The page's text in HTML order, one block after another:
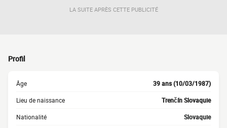
LA SUITE APRÈS CETTE PUBLICITÉ
Profil
Âge 39 ans (10/03/1987)
Lieu de naissance Trenčín Slovaquie
Nationalité Slovaquie